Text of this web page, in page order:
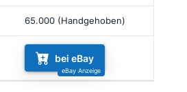
65.000 (Handgehoben)
bei eBay